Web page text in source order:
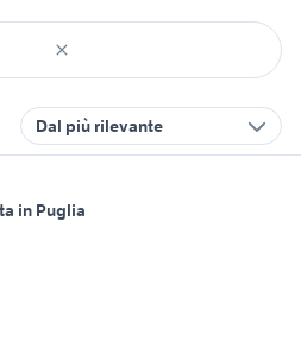
Dal più rilevante
in Puglia